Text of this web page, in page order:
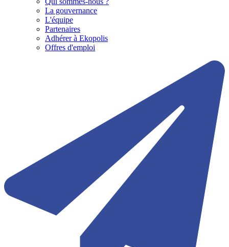
La gouvernance
L'équipe
Partenaires
Adhérer à Ekopolis
Offres d'emploi